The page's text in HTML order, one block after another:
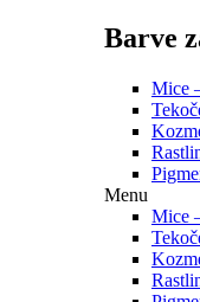
Barve
Mice
Menu
Mice